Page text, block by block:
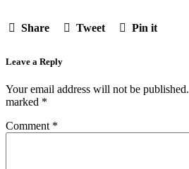
Share Tweet Pin it
Leave a Reply
Your email address will not be published.
marked *
Comment *